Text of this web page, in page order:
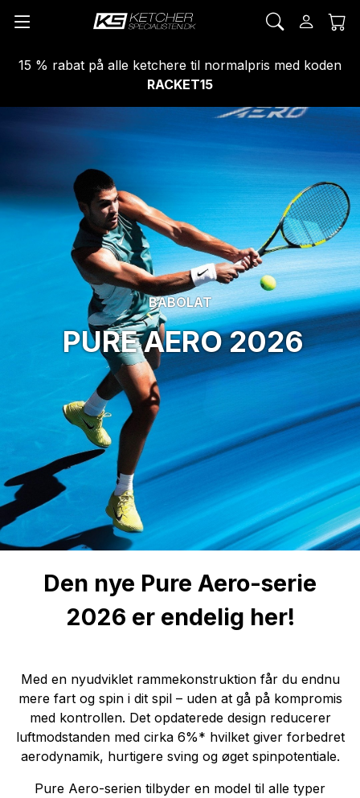
15 % rabat på alle ketchere til normalpris med koden
RACKET15
BABOLAT
PUREAERO 2026
Den nye Pure Aero-serie
2026 er endelig her!
Med en nyudviklet rammekonstruktion får du endnu
mere fart og spin i dit spil – uden at gå på kompromis
med kontrollen. Det opdaterede design reducerer
luftmodstanden med cirka 6%* hvilket giver forbedret
aerodynamik, hurtigere sving og øget spinpotentiale.
Pure Aero-serien tilbyder en model til alle typer